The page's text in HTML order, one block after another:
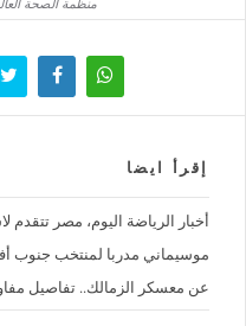
منظمة الصحة
إقرأ ايضا
موسيماني مدربا لمنتخب جنوب
عن معسكر الزمالك.. تفاصيل